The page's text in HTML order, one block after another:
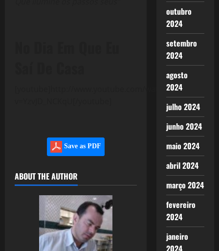
[youtube]http://www.youtube.com/watch?
Save as PDF
ABOUT THE AUTHOR
outubro
2024
setembro
2024
agosto
2024
julho 2024
junho 2024
maio 2024
abril 2024
março 2024
fevereiro
2024
janeiro
2024